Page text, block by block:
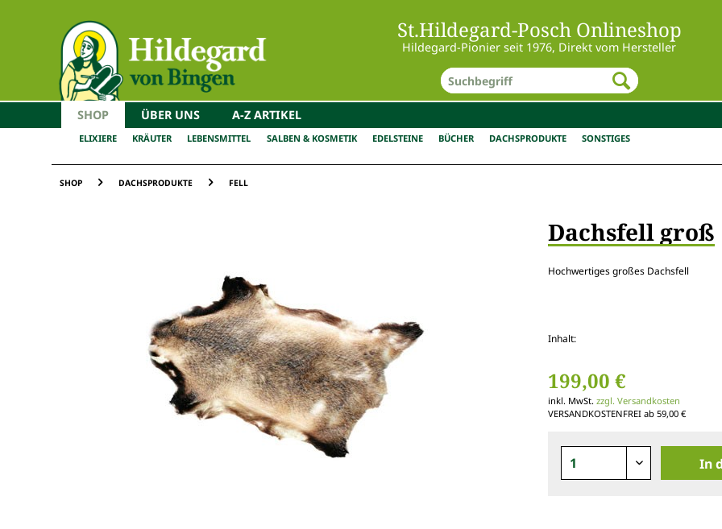
St.Hildegard-Posch Onlineshop
Hildegard-Pionier seit 1976, Direkt vom Hersteller
SHOP ÜBER UNS A-Z ARTIKEL
ELIXIERE KRÄUTER LEBENSMITTEL SALBEN & KOSMETIK EDELSTEINE BÜCHER DACHSPRODUKTE SONSTIGES
SHOP DACHSPRODUKTE FELL
Dachsfell groß
Hochwertiges großes Dachsfell
Inhalt:
199,00 €
inkl. MwSt. zzgl. Versandkosten
VERSANDKOSTENFREI ab 59,00 €
In